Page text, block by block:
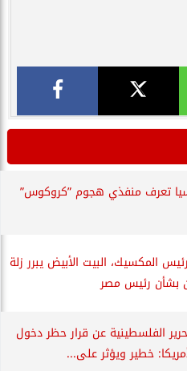
تعرف منفذي هجوم ”كروكوس”
المكسيك، البيت الأبيض يبرر زلة
بشأن رئيس مصر
الفلسطينية عن قرار حظر دخول
خطير ويؤثر على...